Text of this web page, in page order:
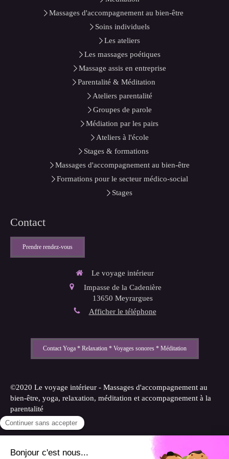
Massages d'accompagnement au bien-être
Soins individuels
Les ateliers
Les massages poétiques
Massage assis en entreprise
Parentalité & Méditation
Ateliers parentalité
Groupes de parole
Médiation par les pairs
Ateliers à l'école
Stages & formations
Massages d'accompagnement au bien-être
Formations pour le secteur médico-social
Stages
Contact
Prendre rendez-vous
Le voyage intérieur
Impasse de la Cadenière
13650 Meyrargues
Afficher le téléphone
Contact Yoga * Relaxation * Voyages sonores * Méditation
©2020 Le voyage intérieur - Massages d'accompagnement au
bien-être, yoga, relaxation, méditation et accompagnement à la
parentalité